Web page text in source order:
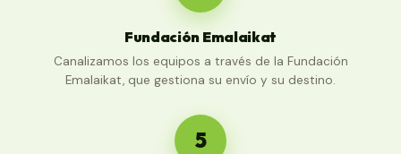
Fundación Emalaikat
Canalizamos los equipos a través de la Fundación
Emalaikat, que gestiona su envío y su destino.
5